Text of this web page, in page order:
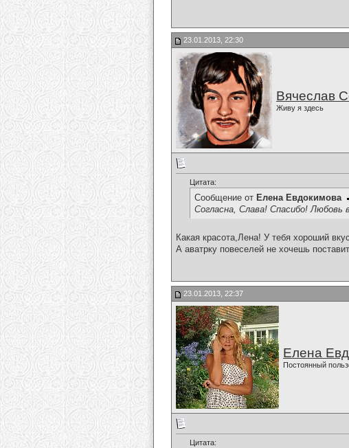
23.01.2013, 22:30
Вячеслав
Живу я здесь
Цитата:
Сообщение от Елена Евдокимова
Согласна, Слава! Спасибо! Любовь
Какая красота,Лена! У тебя хороший
А аватрку повеселей не хочешь
23.01.2013, 22:37
Елена
Постоянный
Цитата: